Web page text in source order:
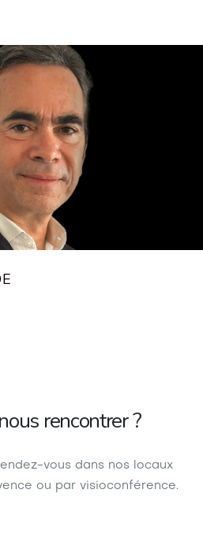
rencontrer ?
vous dans nos locaux
ou par visioconférence.